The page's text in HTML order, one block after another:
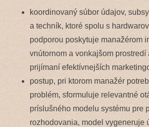
koordinovaný súbor údajov,
a techník, ktoré spolu s
podporou poskytuje manažérom
vnútornom a vonkajšom prostredí
prijímaní efektívnejších
postup, pri ktorom manažér
problém, sformuluje relevantné
príslušného modelu systému pre
rozhodovania, model vygeneruje